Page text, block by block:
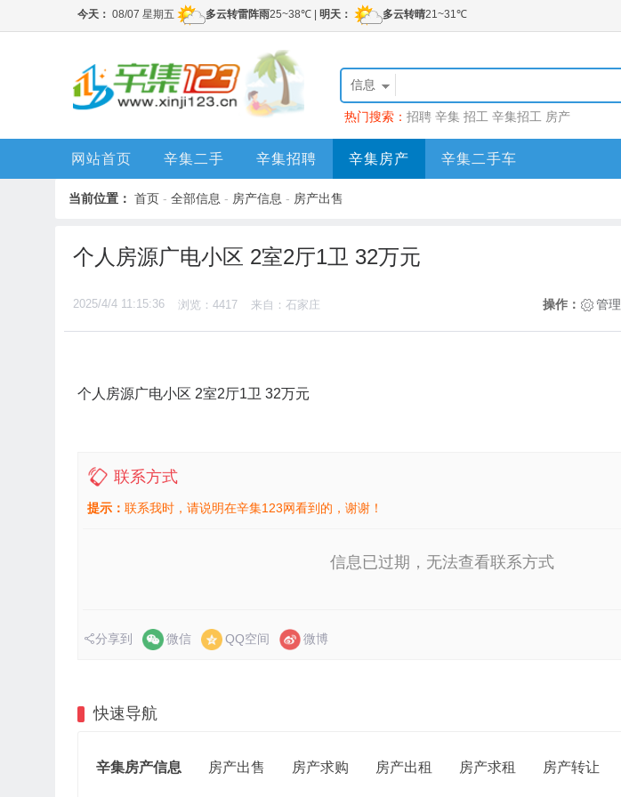
信息
热门搜索： 招聘 辛集 招工 辛集招工 房产
网站首页 辛集二手 辛集招聘 辛集房产 辛集二手车
当前位置： 首页 - 全部信息 - 房产信息 - 房产出售
个人房源广电小区 2室2厅1卫 32万元
2025/4/4 11:15:36 浏览：4417 来自：石家庄 操作： 管理
个人房源广电小区 2室2厅1卫 32万元
联系方式
提示： 联系我时，请说明在辛集123网看到的，谢谢！
信息已过期，无法查看联系方式
分享到 微信 QQ空间 微博
快速导航
辛集房产信息 房产出售 房产求购 房产出租 房产求租 房产转让